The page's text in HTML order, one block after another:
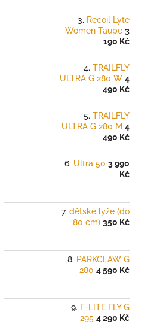
Recoil Lyte
Women Taupe 3
190 Kč
TRAILFLY
ULTRA G 280 W 4
490 Kč
TRAILFLY
ULTRA G 280 M 4
490 Kč
Ultra 50 3 990
Kč
dětské lyže (do
80 cm) 350 Kč
PARKCLAW G
280 4 590 Kč
F-LITE FLY G
295 4 290 Kč